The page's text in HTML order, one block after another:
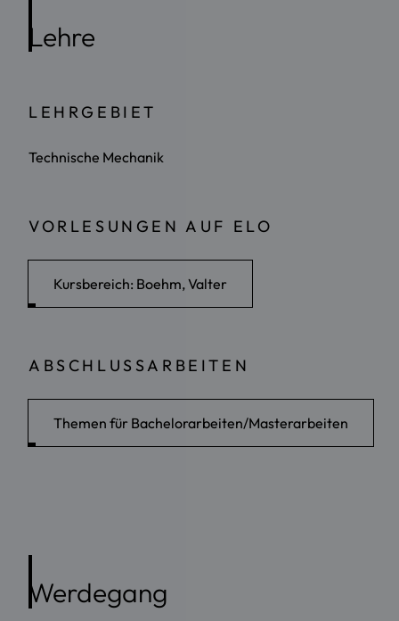
Lehre
LEHRGEBIET
Technische Mechanik
VORLESUNGEN AUF ELO
Kursbereich: Boehm, Valter
ABSCHLUSSARBEITEN
Themen für Bachelorarbeiten/Masterarbeiten
Werdegang